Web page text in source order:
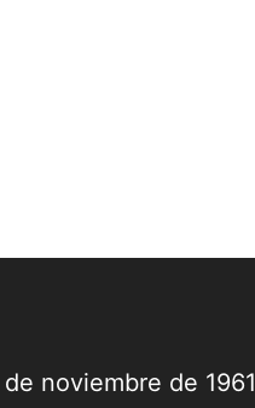
noviembre de 1961